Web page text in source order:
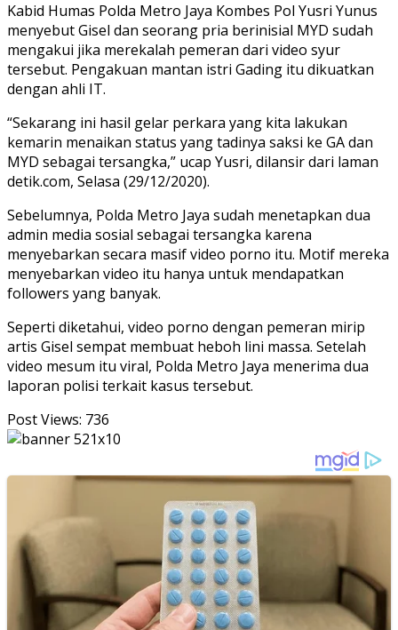
Kabid Humas Polda Metro Jaya Kombes Pol Yusri Yunus
menyebut Gisel dan seorang pria berinisial MYD sudah
mengakui jika merekalah pemeran dari video syur
tersebut. Pengakuan mantan istri Gading itu dikuatkan
dengan ahli IT.
“Sekarang ini hasil gelar perkara yang kita lakukan
kemarin menaikan status yang tadinya saksi ke GA dan
MYD sebagai tersangka,” ucap Yusri, dilansir dari laman
detik.com, Selasa (29/12/2020).
Sebelumnya, Polda Metro Jaya sudah menetapkan dua
admin media sosial sebagai tersangka karena
menyebarkan secara masif video porno itu. Motif mereka
menyebarkan video itu hanya untuk mendapatkan
followers yang banyak.
Seperti diketahui, video porno dengan pemeran mirip
artis Gisel sempat membuat heboh lini massa. Setelah
video mesum itu viral, Polda Metro Jaya menerima dua
laporan polisi terkait kasus tersebut.
Post Views: 736